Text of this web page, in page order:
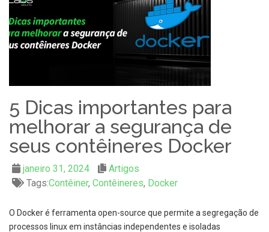
5 Dicas importantes para
melhorar a segurança de
seus contêineres Docker
janeiro 31, 2024
Artigos
Tags:Contêiner, Contêineres, Docker
O Docker é ferramenta open-source que permite a segregação de
processos linux em instâncias independentes e isoladas